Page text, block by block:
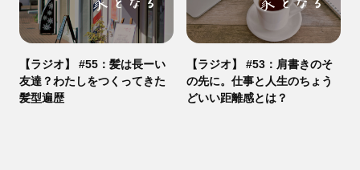
【ラジオ】 #55：髪は長ーい
友達？わたしをつくってきた
髪型遍歴
【ラジオ】 #53：肩書きのそ
の先に。仕事と人生のちょう
どいい距離感とは？